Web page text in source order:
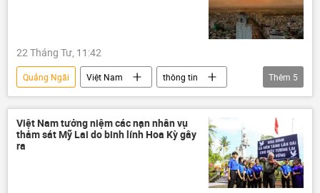
22 Tháng Tư, 11:42
Quảng Ngãi Việt Nam
thông tin
trận động đất
dự đoán động đất
thiên nhiên
Thời tiết Đà Nẵng
Thêm 5
Việt Nam tưởng niệm các nạn nhân vụ
thảm sát Mỹ Lai do binh lính Hoa Kỳ gây
ra